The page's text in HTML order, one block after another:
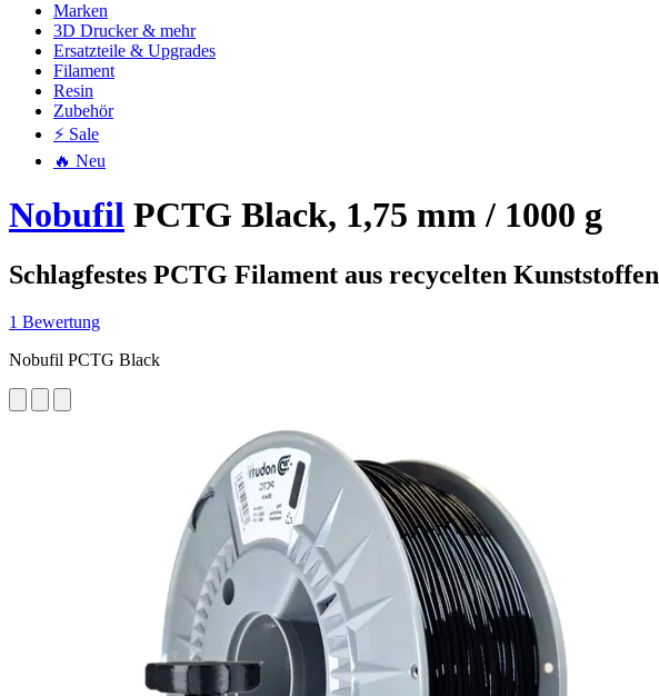
Marken
3D Drucker & mehr
Ersatzteile & Upgrades
Filament
Resin
Zubehör
⚡ Sale
🔥 Neu
Nobufil PCTG Black, 1,75 mm / 1000 g
Schlagfestes PCTG Filament aus recycelten Kunststoffen
1 Bewertung
Nobufil PCTG Black